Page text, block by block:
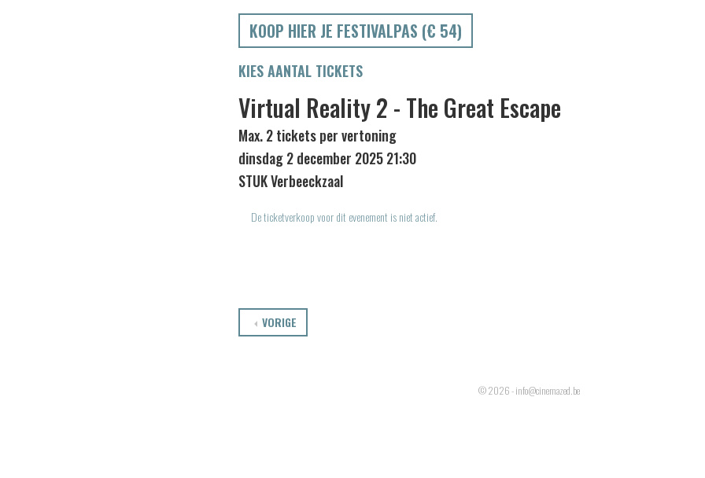
KOOP HIER JE FESTIVALPAS (€ 54)
KIES AANTAL TICKETS
Virtual Reality 2 - The Great Escape
Max. 2 tickets per vertoning
dinsdag 2 december 2025 21:30
STUK Verbeeckzaal
De ticketverkoop voor dit evenement is niet actief.
VORIGE
© 2026 - info@cinemazed.be